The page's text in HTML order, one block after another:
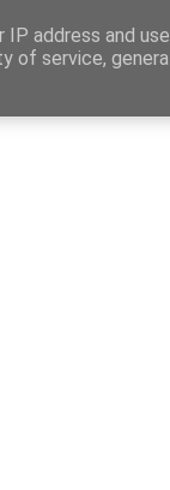
address and
of service,